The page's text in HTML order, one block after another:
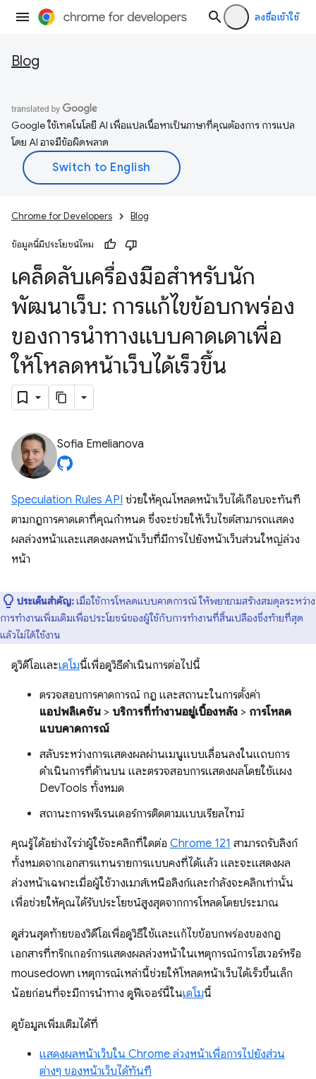
ลงชื่อเข้าใช้
Blog
Google ใช้เทคโนโลยี AI เพื่อแปลเนื้อหาเป็นภาษาที่คุณต้องการ การแปล
โดย AI อาจมีข้อผิดพลาด
Chrome for Developers Blog
ข้อมูลนี้มีประโยชน์ไหม
เคล็ดลับเครื่องมือสำหรับนัก
พัฒนาเว็บ: การแก้ไขข้อบกพร่อง
ของการนำทางแบบคาดเดาเพื่อ
ให้โหลดหน้าเว็บได้เร็วขึ้น
Sofia Emelianova
Speculation Rules API ช่วยให้คุณโหลดหน้าเว็บได้เกือบจะทันที
ตามกฎการคาดเดาที่คุณกำหนด ซึ่งจะช่วยให้เว็บไซต์สามารถแสดง
ผลล่วงหน้าและแสดงผลหน้าเว็บที่มีการไปยังหน้าเว็บส่วนใหญ่ล่วง
หน้า
ประเด็นสำคัญ:เมื่อใช้การโหลดแบบคาดการณ์ ให้พยายามสร้างสมดุลระหว่าง
การทำงานเพิ่มเติมเพื่อประโยชน์ของผู้ใช้กับการทำงานที่สิ้นเปลืองซึ่งท้ายที่สุด
แล้วไม่ได้ใช้งาน
ดูวิดีโอและเดโมนี้เพื่อดูวิธีดำเนินการต่อไปนี้
ตรวจสอบการคาดการณ์ กฎ และสถานะในการตั้งค่า
แอปพลิเคชัน > บริการที่ทำงานอยู่เบื้องหลัง > การโหลด
แบบคาดการณ์
สลับระหว่างการแสดงผลผ่านเมนูแบบเลื่อนลงในแถบการ
ดำเนินการที่ด้านบน และตรวจสอบการแสดงผลโดยใช้แผง
DevTools ทั้งหมด
สถานะการพรีเรนเดอร์การติดตามแบบเรียลไทม์
คุณรู้ได้อย่างไรว่าผู้ใช้จะคลิกที่ใดต่อ Chrome 121 สามารถรับลิงก์
ทั้งหมดจากเอกสารแทนรายการแบบคงที่ได้แล้ว และจะแสดงผล
ล่วงหน้าเฉพาะเมื่อผู้ใช้วางเมาส์เหนือลิงก์และกำลังจะคลิกเท่านั้น
เพื่อช่วยให้คุณได้รับประโยชน์สูงสุดจากการโหลดโดยประมาณ
ดูส่วนสุดท้ายของวิดีโอเพื่อดูวิธีใช้และแก้ไขข้อบกพร่องของกฎ
เอกสารที่ทริกเกอร์การแสดงผลล่วงหน้าในเหตุการณ์การโฮเวอร์หรือ
mousedown เหตุการณ์เหล่านี้ช่วยให้โหลดหน้าเว็บได้เร็วขึ้นเล็ก
น้อยก่อนที่จะมีการนําทาง ดูฟีเจอร์นี้ในเดโมนี้
ดูข้อมูลเพิ่มเติมได้ที่
แสดงผลหน้าเว็บใน Chrome ล่วงหน้าเพื่อการไปยังส่วน
ต่างๆ ของหน้าเว็บได้ทันที